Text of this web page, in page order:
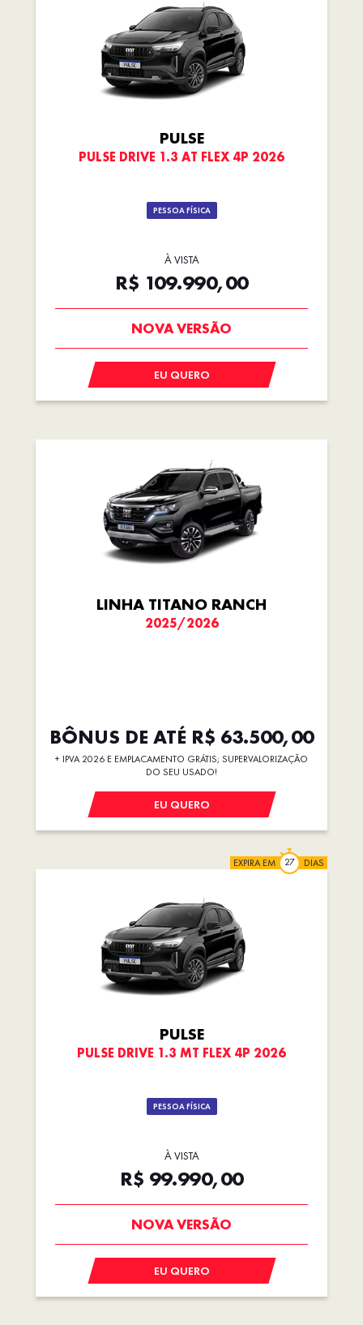
PULSE
PULSE DRIVE 1.3 AT FLEX 4P 2026
PESSOA FÍSICA
À VISTA
R$ 109.990,00
PREÇO IMPERDÍVEL
EU QUERO
LINHA TITANO RANCH
2025/2026
BÔNUS DE ATÉ R$ 63.500,00
+ IPVA 2026 E EMPLACAMENTO GRÁTIS; SUPERVALORIZAÇÃO
DO SEU USADO!
EU QUERO
EXPIRA EM DIAS
PULSE
PULSE DRIVE 1.3 MT FLEX 4P 2026
PESSOA FÍSICA
À VISTA
R$ 99.990,00
PREÇO IMPERDÍVEL
EU QUERO